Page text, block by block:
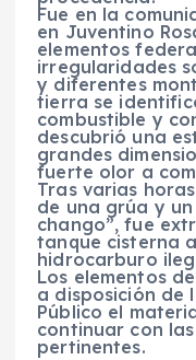
Fue en la
en Juventino
elementos
irregularidades
y diferentes
tierra se
combustible y
descubrió una
grandes
fuerte olor a
Tras varias
de una grúa y
chango”, fue
tanque cisterna
hidrocarburo
Los elementos
a disposición de
Público el
continuar con
pertinentes.